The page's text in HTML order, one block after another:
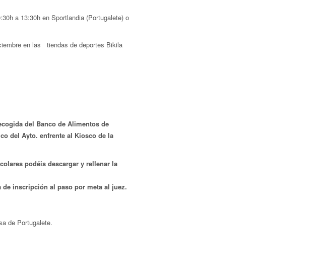
a 13:30h en Sportlandia (Portugalete) o
en las tiendas de deportes Bikila
del Banco de Alimentos de
del Ayto. enfrente al Kiosco de la
podéis descargar y rellenar la
inscripción al paso por meta al juez.
de Portugalete.